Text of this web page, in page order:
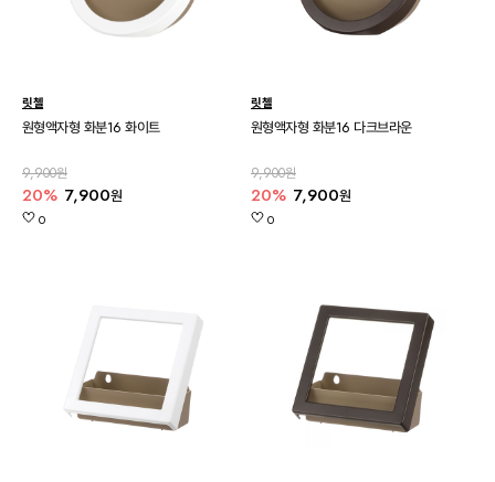
릿첼
원형액자형 화분16 화이트
9,900원
20% 7,900원
0
릿첼
원형액자형 화분16 다크브라운
9,900원
20% 7,900원
0